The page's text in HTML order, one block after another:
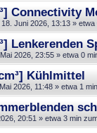
Connectivity
Juni 2026, 13:13 » etwa
Lenkerenden
2026, 23:55 » etwa 0
Kühlmittel
2026, 11:48 » etwa 1
20:51 » etwa 3 min